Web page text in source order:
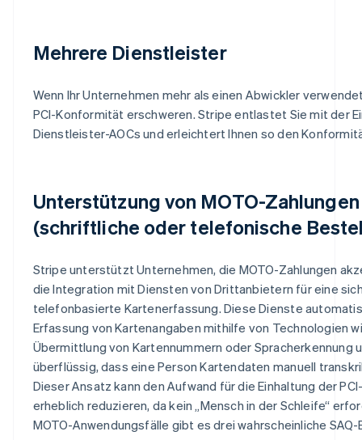
Mehrere Dienstleister
Wenn Ihr Unternehmen mehr als einen Abwickler
PCI-Konformität erschweren. Stripe entlastet Sie mit der
Dienstleister-AOCs und erleichtert Ihnen so den
Unterstützung von MOTO-Zahlungen
(schriftliche oder telefonische
Stripe unterstützt Unternehmen, die MOTO-Zahlungen
die Integration mit Diensten von Drittanbietern für eine
telefonbasierte Kartenerfassung. Diese Dienste
Erfassung von Kartenangaben mithilfe von Technologien
Übermittlung von Kartennummern oder Spracherkennung
überflüssig, dass eine Person Kartendaten manuell
Dieser Ansatz kann den Aufwand für die Einhaltung der
erheblich reduzieren, da kein „Mensch in der Schleife“
MOTO-Anwendungsfälle gibt es drei wahrscheinliche
Australien
Belgien
NederlandsFrançaisDeutschEnglish
Brasilien
PortuguêsEnglish
Bulgarien
English
Dänemark
English
Deutschland
DeutschEnglish
Estland